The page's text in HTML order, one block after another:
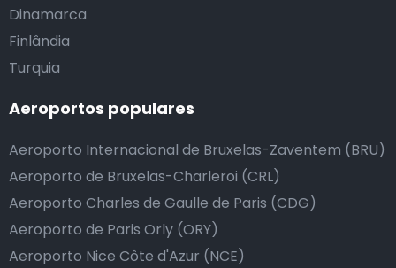
Dinamarca
Finlândia
Turquia
Aeroportos populares
Aeroporto Internacional de Bruxelas-Zaventem (BRU)
Aeroporto de Bruxelas-Charleroi (CRL)
Aeroporto Charles de Gaulle de Paris (CDG)
Aeroporto de Paris Orly (ORY)
Aeroporto Nice Côte d'Azur (NCE)